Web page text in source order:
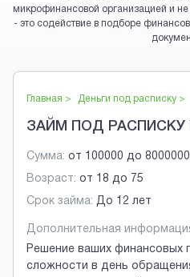
микрофинансовой организацией и
- это содействие в подборе
Главная > Деньги под расписку >
ЗАЙМ ПОД РАСПИСКУ
Сумма: от 100000 до 8000000
Возраст: от 18 до 75
Срок займа: До 12 лет
Дополнительная
Решение ваших финансовых
сложности в день